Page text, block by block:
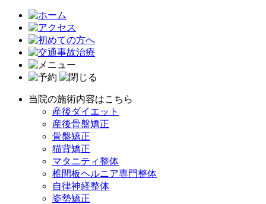
当院の施術内容はこちら
産後ダイエット
産後骨盤矯正
骨盤矯正
猫背矯正
マタニティ整体
椎間板ヘルニア専門整体
自律神経整体
姿勢矯正